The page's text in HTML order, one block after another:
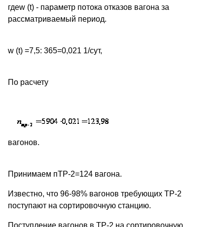
гдеw (t) - параметр потока отказов вагона за
рассматриваемый период.
w (t) =7,5: 365=0,021 1/сут,
По расчету
вагонов.
Принимаем пТР-2=124 вагона.
Известно, что 96-98% вагонов требующих ТР-2
поступают на сортировочную станцию.